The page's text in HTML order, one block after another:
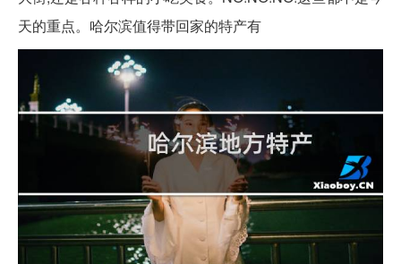
天的重点。哈尔滨值得带回家的特产有